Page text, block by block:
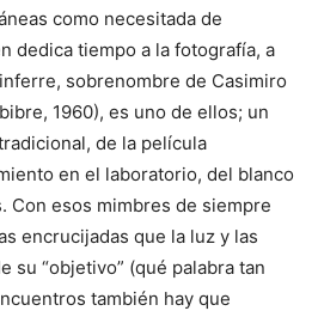
como necesitada de
dedica tiempo a la fotografía, a
sobrenombre de Casimiro
1960), es uno de ellos; un
de la película
en el laboratorio, del blanco
Con esos mimbres de siempre
encrucijadas que la luz y las
su “objetivo” (qué palabra tan
también hay que